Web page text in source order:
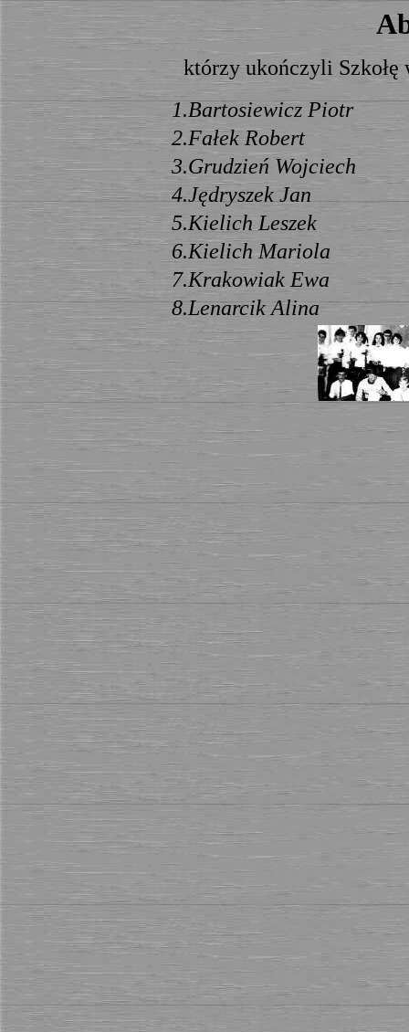
którzy ukończyli
1.Bartosiewicz Piotr
2.Fałek Robert
3.Grudzień Wojciech
4.Jędryszek Jan
5.Kielich Leszek
6.Kielich Mariola
7.Krakowiak Ewa
8.Lenarcik Alina